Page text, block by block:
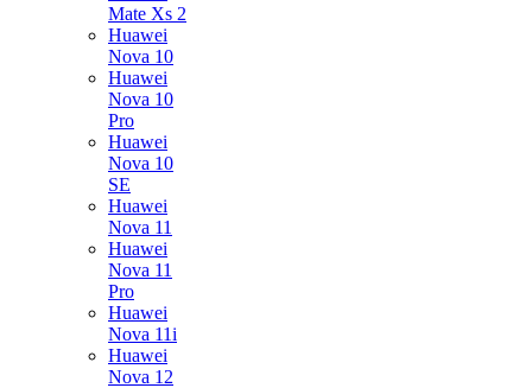
Mate Xs 2
Huawei
Nova 10
Huawei
Nova 10
Pro
Huawei
Nova 10
SE
Huawei
Nova 11
Huawei
Nova 11
Pro
Huawei
Nova 11i
Huawei
Nova 12